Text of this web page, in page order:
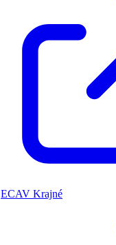
ECAV Krajné